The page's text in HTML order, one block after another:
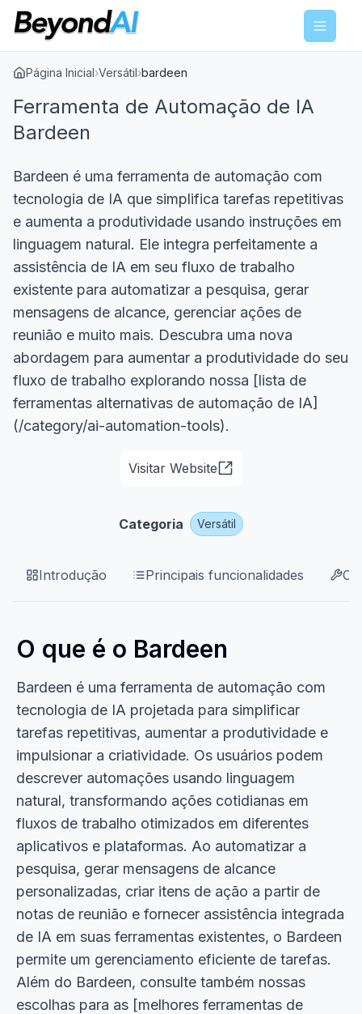
Menu
Página Inicial›Versátil›bardeen
Ferramenta de Automação de IA
Bardeen
Bardeen é uma ferramenta de automação com
tecnologia de IA que simplifica tarefas repetitivas
e aumenta a produtividade usando instruções em
linguagem natural. Ele integra perfeitamente a
assistência de IA em seu fluxo de trabalho
existente para automatizar a pesquisa, gerar
mensagens de alcance, gerenciar ações de
reunião e muito mais. Descubra uma nova
abordagem para aumentar a produtividade do seu
fluxo de trabalho explorando nossa [lista de
ferramentas alternativas de automação de IA]
(/category/ai-automation-tools).
Visitar Website
Categoria Versátil
Introdução Principais funcionalidades
O que é o Bardeen
Bardeen é uma ferramenta de automação com
tecnologia de IA projetada para simplificar
tarefas repetitivas, aumentar a produtividade e
impulsionar a criatividade. Os usuários podem
descrever automações usando linguagem
natural, transformando ações cotidianas em
fluxos de trabalho otimizados em diferentes
aplicativos e plataformas. Ao automatizar a
pesquisa, gerar mensagens de alcance
personalizadas, criar itens de ação a partir de
notas de reunião e fornecer assistência integrada
de IA em suas ferramentas existentes, o Bardeen
permite um gerenciamento eficiente de tarefas.
Além do Bardeen, consulte também nossas
escolhas para as [melhores ferramentas de